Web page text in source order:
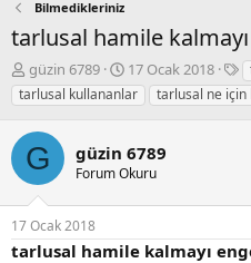
Bilmedikleriniz
tarlusal hamile
K
o
n
b
u
y
u
b
a
ş
güzin 6789
B
a
ş
a
n
ı
t
17 Ocak 2018
E
t
i
e
tarlusal kullananlar
tarlusal ne için
G güzin 6789
Forum Okuru
17 Ocak 2018
tarlusal hamile kalmayı